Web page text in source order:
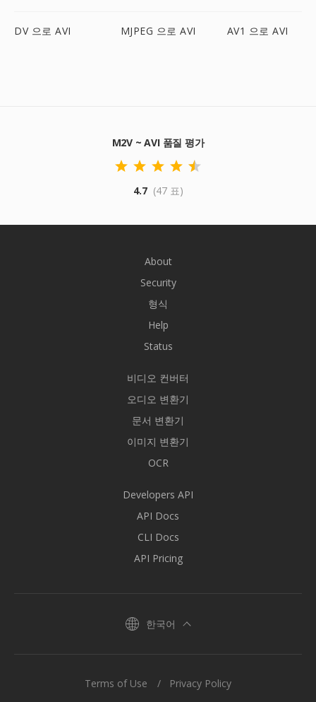
DV 으로 AVI MJPEG 으로 AVI AV1 으로 AVI
M2V ~ AVI 품질 평가
4.7 (47 표)
About
Security
형식
Help
Status
비디오 컨버터
오디오 변환기
문서 변환기
이미지 변환기
OCR
Developers API
API Docs
CLI Docs
API Pricing
한국어
Terms of Use Privacy Policy